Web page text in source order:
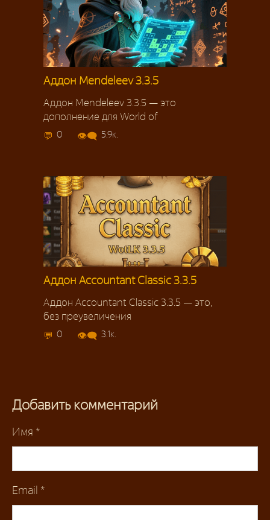
Аддон Mendeleev 3.3.5
Аддон Mendeleev 3.3.5 — это
дополнение для World of
0 5.9к.
Аддон Accountant Classic 3.3.5
Аддон Accountant Classic 3.3.5 — это,
без преувеличения
0 3.1к.
Добавить комментарий
Имя *
Email *